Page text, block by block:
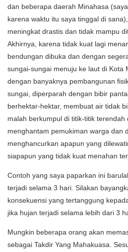
dan beberapa daerah Minahasa
karena waktu itu saya tinggal di
meningkat drastis dan tidak mampu
Akhirnya, karena tidak kuat lagi
bendungan dibuka dan dengan
sungai-sungai menuju ke laut di Kota
dengan banyaknya pembangunan
sungai, diperparah dengan bibir
berhektar-hektar, membuat air tidak
malah berkumpul di titik-titik terendah
menghantam pemukiman warga dan
menghancurkan apapun yang
siapapun yang tidak kuat menahan
Contoh yang saya paparkan ini
terjadi selama 3 hari. Silakan
konsekuensi yang tertanggung
jika hujan terjadi selama lebih dari 3
Mungkin beberapa orang akan
sebagai Takdir Yang Mahakuasa.